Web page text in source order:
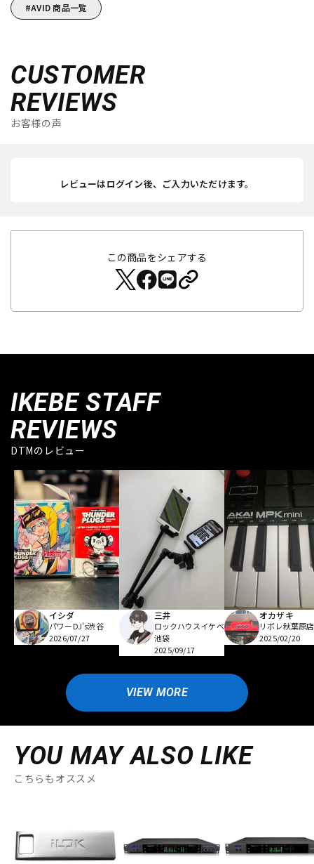
AVID 商品一覧
CUSTOMER
REVIEWS
お客様の声
レビューはログイン後、ご入力いただけます。
この商品をシェアする
IKEBE STAFF
REVIEWS
DTMのレビュー
イシダ
パワーDJ's渋谷
2026/07/27
三井
ロックハウスイケベ
池袋
2025/09/17
オカザキ
リボレ秋葉原店
2025/02/20
VIEW MORE
YOU MAY ALSO LIKE
こちらもオススメ